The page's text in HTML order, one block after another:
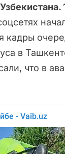
кадры
в
что в